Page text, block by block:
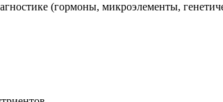
(гормоны, микроэлементы,